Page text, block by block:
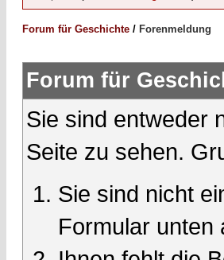
Forum für Geschichte / Forenmeldung
Forum für
Sie sind entweder
Seite zu sehen.
Sie sind nicht
Formular unten